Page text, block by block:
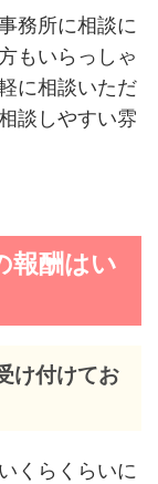
務所に相談に
もいらっしゃ
に相談いただ
談しやすい雰
報酬はい
け付けてお
くらくらいに